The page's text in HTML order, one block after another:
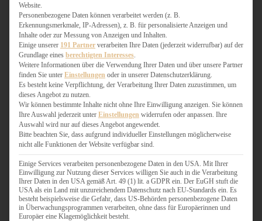
TÖRTCHEN
VEGAN SÜSS
WEIHNACHTSBÄCKEREI
HERZHAFT
BURGER & SANDWICHES
FIX AUF DEM TISCH
FLEISCH & FISCH
GRILLEN / BARBECUE
HERZHAFTES BACKEN
ONE-POT-GERICHTE
PASTA & NUDELGERICHTE
PIZZA, TARTES & QUICHES
REIS & RISOTTO
Website.
Personenbezogene Daten können verarbeitet werden (z. B.
Erkennungsmerkmale, IP-Adressen), z. B. für personalisierte Anzeigen und
Inhalte oder zur Messung von Anzeigen und Inhalten.
Einige unserer 191 Partner verarbeiten Ihre Daten (jederzeit widerrufbar) auf der
Grundlage eines berechtigten Interesses
Weitere Informationen über die Verwendung Ihrer Daten und über unsere Partner
finden Sie unter Einstellungen oder in unserer Datenschutzerklärung.
Es besteht keine Verpflichtung, der Verarbeitung Ihrer Daten zuzustimmen, um
dieses Angebot zu nutzen.
Wir können bestimmte Inhalte nicht ohne Ihre Einwilligung anzeigen. Sie können
Ihre Auswahl jederzeit unter Einstellungen widerrufen oder anpassen. Ihre
Auswahl wird nur auf dieses Angebot angewendet.
Bitte beachten Sie, dass aufgrund individueller Einstellungen möglicherweise
nicht alle Funktionen der Website verfügbar sind.
Einige Services verarbeiten personenbezogene Daten in den USA. Mit Ihrer
Einwilligung zur Nutzung dieser Services willigen Sie auch in die Verarbeitung
Ihrer Daten in den USA gemäß Art. 49 (1) lit. a GDPR ein. Der EuGH stuft die
USA als ein Land mit unzureichendem Datenschutz nach EU-Standards ein. Es
besteht beispielsweise die Gefahr, dass US-Behörden personenbezogene Daten
in Überwachungsprogrammen verarbeiten, ohne dass für Europäerinnen und
Europäer eine Klagemöglichkeit besteht.